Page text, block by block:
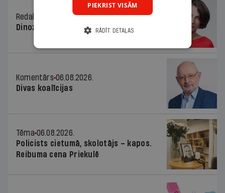
Redaktores sleja
06.08.2026.
Dinozaura triks
Komentārs 06.08.2026.
Divas koalīcijas
Tēma 06.08.2026.
Policists cietumā, skolotājs – kapos.
Reibuma cena Priekulē
PIEKRIST VISĀM
RĀDĪT DETAĻAS